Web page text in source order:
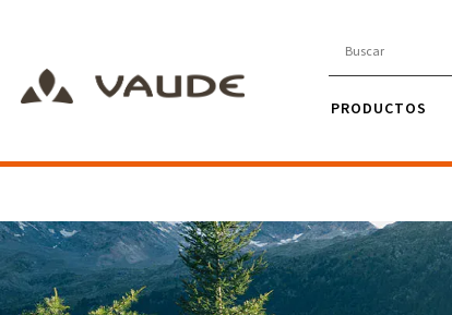
PRODUCTOS